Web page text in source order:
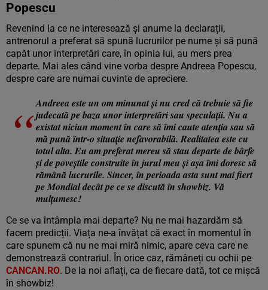
Popescu
Revenind la ce ne interesează și anume la declarații,
antrenorul a preferat să spună lucrurilor pe nume și să pună
capăt unor interpretări care, în opinia lui, au mers prea
departe. Mai ales când vine vorba despre Andreea Popescu,
despre care are numai cuvinte de apreciere.
Andreea este un om minunat și nu cred că trebuie să fie
judecată pe baza unor interpretări sau speculații. Nu a
existat niciun moment în care să îmi caute atenția sau să
mă pună într-o situație nefavorabilă. Realitatea este cu
totul alta. Eu am preferat mereu să stau departe de bârfe
și de poveștile construite în jurul meu și așa îmi doresc să
rămână lucrurile. Sincer, în perioada asta sunt mai fiert
pe Mondial decât pe ce se discută în showbiz. Vă
mulțumesc!
Ce se va întâmpla mai departe? Nu ne mai hazardăm să
facem predicții. Viața ne-a învățat că exact în momentul în
care spunem că nu ne mai miră nimic, apare ceva care ne
demonstrează contrariul. În orice caz, rămâneți cu ochii pe
CANCAN.RO. De la noi aflați, ca de fiecare dată, tot ce mișcă
în showbiz!